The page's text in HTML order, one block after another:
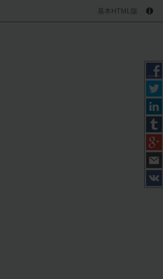
基本HTML版